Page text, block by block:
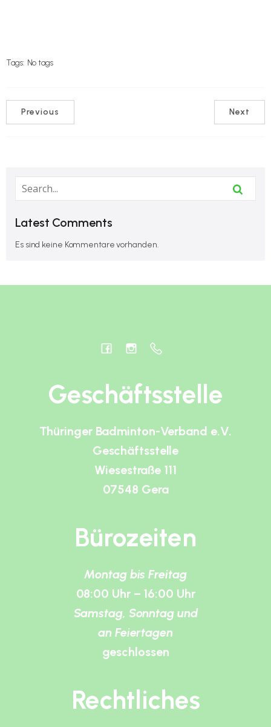
Tags: No tags
Previous Next
Latest Comments
Es sind keine Kommentare vorhanden.
Geschäftsstelle
Thüringer Badminton-Verband e.V.
Geschäftsstelle
Wiesestraße 111
07548 Gera
Bürozeiten
Montag bis Freitag
08:00 Uhr – 16:00 Uhr
Samstag, Sonntag und
an Feiertagen
geschlossen
Rechtliches